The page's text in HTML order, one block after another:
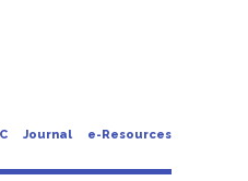
Journal e-Resources